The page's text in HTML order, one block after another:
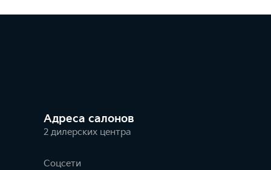
Адреса салонов
2 дилерских центра
Соцсети